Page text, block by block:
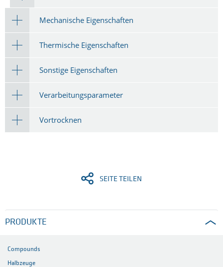
Mechanische Eigenschaften
Thermische Eigenschaften
Sonstige Eigenschaften
Verarbeitungsparameter
Vortrocknen
SEITE TEILEN
PRODUKTE
Compounds
Halbzeuge